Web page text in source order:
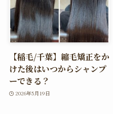
【稲毛/千葉】縮毛矯正をか
けた後はいつからシャンプ
ーできる？
2026年5月19日